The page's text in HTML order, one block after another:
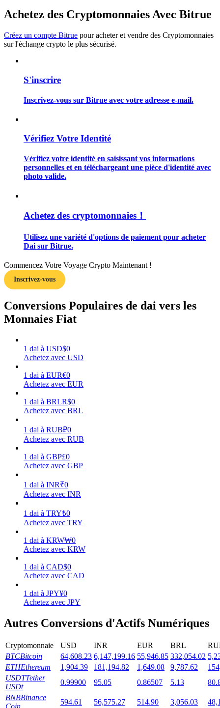
Guide
Stratégies de trading
Apprenez à rester rentable
Gagner
Gagnez quotidiennement des récompenses compétitives
Jalonnement
Launchpool
Staking flexible pour gagner des jetons populaires
Achetez des Cryptomonnaies Avec Bitrue
Créez un compte Bitrue pour acheter et vendre des Cryptomonnaies
sur l'échange crypto le plus sécurisé.
S'inscrire
Inscrivez-vous sur Bitrue avec votre adresse e-mail.
Vérifiez Votre Identité
Vérifiez votre identité en saisissant vos informations
personnelles et en téléchargeant une pièce d'identité avec
photo valide.
Achetez des cryptomonnaies！
Utilisez une variété d'options de paiement pour acheter
Dai sur Bitrue.
Commencez Votre Voyage Crypto Maintenant !
Inscrivez-vous
Conversions Populaires de dai vers les
Monnaies Fiat
1 dai à USD$0
Achetez avec USD
1 dai à EUR€0
Achetez avec EUR
1 dai à BRLR$0
Achetez avec BRL
1 dai à RUB₽0
Achetez avec RUB
1 dai à GBP£0
Achetez avec GBP
1 dai à INR₹0
Achetez avec INR
1 dai à TRY₺0
Achetez avec TRY
1 dai à KRW₩0
Achetez avec KRW
1 dai à CAD$0
Achetez avec CAD
1 dai à JPY¥0
Achetez avec JPY
Autres Conversions d'Actifs Numériques
Cryptomonnaie USD INR EUR BRL
BTCBitcoin 64,608.23 6,147,199.16 55,946.85 332,054.02
ETHEthereum 1,904.39 181,194.82 1,649.08 9,787.62
USDTTether
USDt
0.99900 95.05 0.86507 5.13
BNBBinance
Coin
594.61 56,575.27 514.90 3,056.03